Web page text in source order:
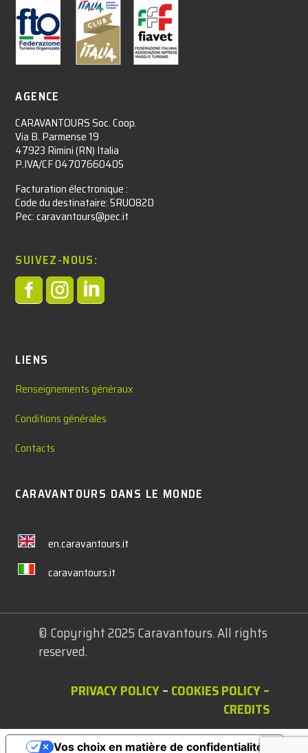
AGENCE
CARAVANTOURS Soc. Coop.
Via B. Parmense 19
47923 Rimini (RN) Italia
P.IVA/CF 04707660405
Facturation électronique :​
Code du destinataire: 5RUO82D
Pec: caravantours@pec.it
SUIVEZ-NOUS:

LIENS
Renseignements généraux
Conditions générales
Contacts
CARAVANTOURS DANS LE MONDE
en.caravantours.it
caravantours.it
© Copyright 2025 Caravantours. All rights
reserved.
PRIVACY POLICY– COOKIES POLICY–
CREDITS
Vos choix en matière de confidentialité